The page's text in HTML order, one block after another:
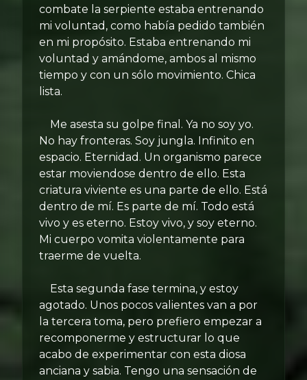
combate la serpiente estaba entrenando
mi voluntad, como había pedido también
en mi propósito. Estaba entrenando mi
voluntad y amándome, ambos al mismo
tiempo y con un sólo movimiento. Chica
lista.
Me asesta su golpe final. Ya no soy yo.
No hay fronteras. Soy jungla. Infinito en
espacio. Eternidad. Un organismo parece
estar moviendose dentro de ello. Esta
criatura viviente es una parte de ello. Está
dentro de mí. Es parte de mí. Todo está
vivo y es eterno. Estoy vivo, y soy eterno.
Mi cuerpo vomita violentamente para
traerme de vuelta.
Esta segunda fase termina, y estoy
agotado. Unos pocos valientes van a por
la tercera toma, pero prefiero empezar a
recomponerme y estructurar lo que
acabo de experimentar con esta diosa
anciana y sabia. Tengo una sensación de